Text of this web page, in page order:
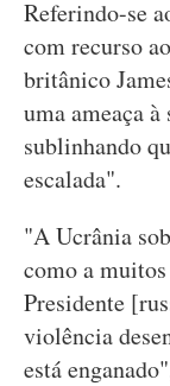
Referindo-se
com recurso
britânico
uma ameaça
sublinhando
escalada".
"A Ucrânia
como a muitos
Presidente
violência
está